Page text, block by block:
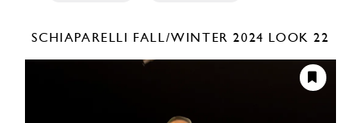
SCHIAPARELLI FALL/WINTER 2024 LOOK 22